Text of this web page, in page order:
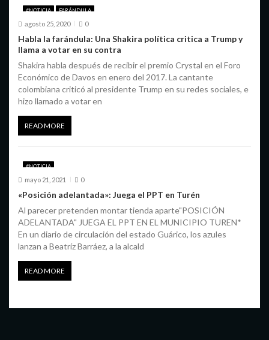
#NOTICIA FARÁNDULA
agosto 25, 2020 0
Habla la farándula: Una Shakira política critica a Trump y
llama a votar en su contra
Shakira habla después de recibir el premio Crystal en el Foro
Económico de Davos en enero del 2017. La cantante
colombiana criticó al presidente Trump en su redes sociales, e
hizo llamado a votar en
READ MORE
#NOTICIA
mayo 21, 2021 0
«Posición adelantada»: Juega el PPT en Turén
Al parecer pretenden montar tienda aparte"POSICIÓN
ADELANTADA" JUEGA EL PPT EN EL MUNICIPIO TUREN*
En un diario de circulación del estado Guárico, los azules
lanzan a Beatríz Barráez, a la alcald
READ MORE